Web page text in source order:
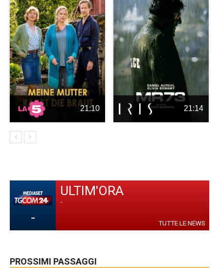
21:10 21:14
-
ULTIM'ORA
-
TUTTE LE NEWS
PROSSIMI PASSAGGI